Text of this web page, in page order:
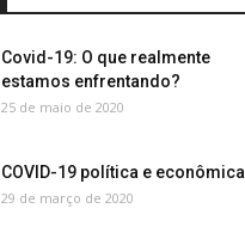
Covid-19: O que realmente
estamos enfrentando?
25 de maio de 2020
COVID-19 política e econômica
29 de março de 2020